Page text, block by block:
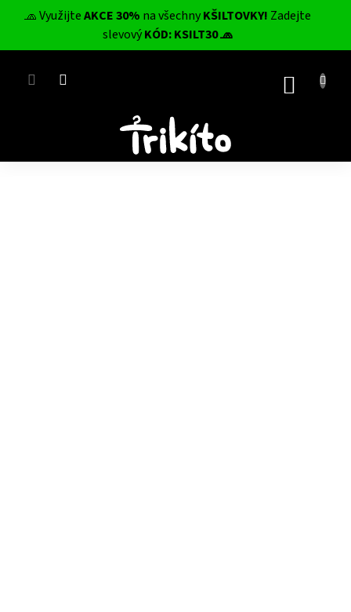
🧢 VyužijteAKCE 30% na všechnyKŠILTOVKY! Zadejte
slevovýKÓD: KSILT30 🧢
CZK